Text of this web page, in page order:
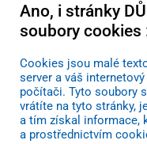
Ano, i stránky
soubory cookies
Cookies jsou malé
server a váš
počítači. Tyto soubory
vrátíte na tyto stránky,
a tím získal informace,
a prostřednictvím